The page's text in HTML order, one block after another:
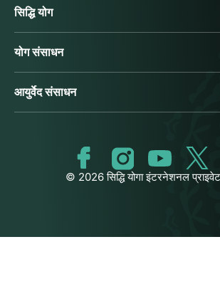
सिद्धि योग
योग संसाधन
आयुर्वेद संसाधन
© 2026 सिद्धि योगा इंटरनेशनल